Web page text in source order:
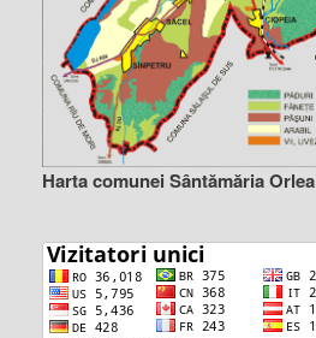
Harta comunei Sântămăria Orlea